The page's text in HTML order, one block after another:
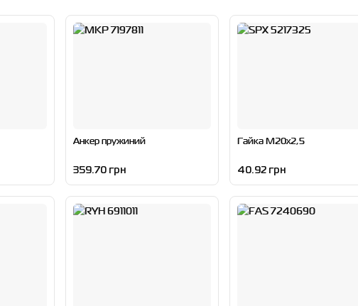
Анкер пружиний
359.70 грн
Гайка M20x2,5
40.92 грн